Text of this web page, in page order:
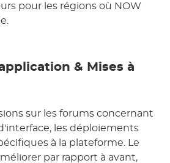
pour les régions où NOW
& Mises à
sur les forums concernant
les déploiements
à la plateforme. Le
par rapport à avant,